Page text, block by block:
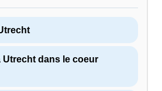
Utrecht dans le coeur